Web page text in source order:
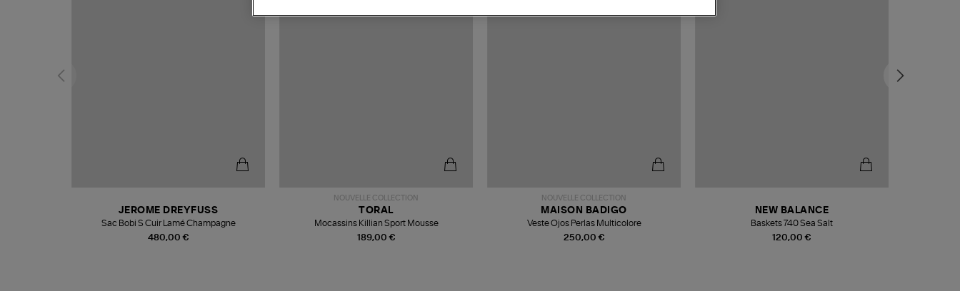
480,00 €
JEROME DREYFUSS
Sac Bobi S Cuir Lamé Champagne
NOUVELLE COLLECTION
189,00 €
TORAL
Mocassins Killian Sport Mousse
NOUVELLE COLLECTION
250,00 €
MAISON BADIGO
Veste Ojos Perlas Multicolore
120,00 €
NEW BALANCE
Baskets 740 Sea Salt